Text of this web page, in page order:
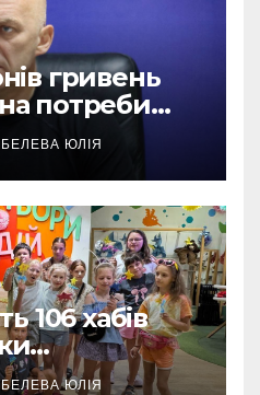
гривень
потреби
Донеччині
ЮЛІЯ
106 хабів
із Донеччини
ЮЛІЯ